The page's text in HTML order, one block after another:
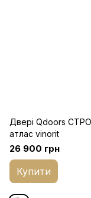
Двері Qdoors
атлас vinorit
26 900 грн
Купити